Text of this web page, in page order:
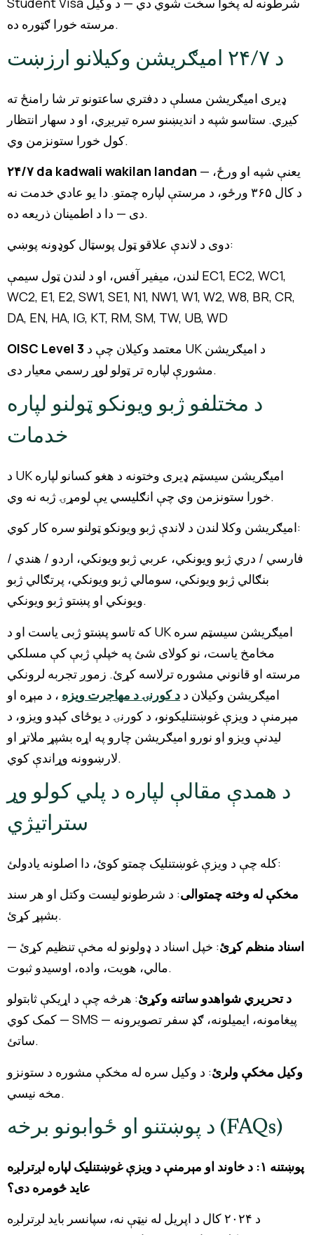
مرسته خورا ګټوره ده.
د ۲۴/۷ امیګریشن وکیلانو ارزښت
ډیری امیګریشن مسلې د دفتري ساعتونو تر شا رامنځ ته
کیږي. ستاسو شپه د اندیښنو سره تیریږي، او د سهار انتظار
کول خورا ستونزمن وي.
۲۴/۷ da kadwali wakilan landan — یعنې شپه او ورځ،
د کال ۳۶۵ ورځو، د مرستې لپاره چمتو. دا یو عادي خدمت نه
دی — دا د اطمینان ذریعه ده.
دوی د لاندې علاقو ټول پوسټال کوډونه پوښي:
لندن، میفیر آفس، او د لندن ټول سیمې EC1, EC2, WC1,
WC2, E1, E2, SW1, SE1, N1, NW1, W1, W2, W8, BR, CR,
DA, EN, HA, IG, KT, RM, SM, TW, UB, WD
OISC Level 3
مشورې لپاره تر ټولو لوړ رسمي معیار دی.
د مختلفو ژبو ویونکو ټولنو لپاره
خدمات
د UK امیګریشن سیسټم ډیری وختونه د هغو کسانو لپاره
خورا ستونزمن وي چې انګلیسي یې لومړۍ ژبه نه وي.
امیګریشن وکلا لندن د لاندې ژبو ویونکو ټولنو سره کار کوي:
فارسي / دري ژبو ویونکي، عربي ژبو ویونکي، اردو / هندي /
بنګالي ژبو ویونکي، سومالي ژبو ویونکي، پرتګالي ژبو
ویونکي او پښتو ژبو ویونکي.
که تاسو پښتو ژبی یاست او د UK امیګریشن سیسټم سره
مخامخ یاست، نو کولای شئ په خپلې ژبې کې مسلکي
مرسته او قانوني مشوره ترلاسه کړئ. زموږ تجربه لرونکي
امیګریشن وکیلان د د کورنۍ د مهاجرت ویزه ، د مېړه او
مېرمنې د ویزې غوښتنلیکونو، د کورنۍ د یوځای کېدو ویزو، د
لیدنې ویزو او نورو امیګریشن چارو په اړه بشپړ ملاتړ او
لارښوونه وړاندې کوي.
د همدې مقالې لپاره د پلي کولو وړ
ستراتیژي
کله چې د ویزې غوښتنلیک چمتو کوئ، دا اصلونه یادولئ:
مخکې له وخته چمتوالی: د شرطونو لیست وکتل او هر سند
بشپړ کړئ.
اسناد منظم کړئ: خپل اسناد د ډولونو له مخې تنظیم کړئ —
مالي، هویت، واده، اوسیدو ثبوت.
د تحریري شواهدو ساتنه وکړئ: هرڅه چې د اړیکې ثابتولو
کمک کوي — SMS پیغامونه، ایمیلونه، ګډ سفر تصویرونه —
ساتئ.
وکیل مخکې ولرئ: د وکیل سره له مخکې مشوره د ستونزو
مخه نیسي.
د پوښتنو او ځوابونو برخه (FAQs)
پوښتنه ۱: د خاوند او مېرمنې د ویزې غوښتنلیک لپاره لږترلږه
عاید څومره دی؟
د ۲۰۲۴ کال د اپریل له نیټې نه، سپانسر باید لږترلږه